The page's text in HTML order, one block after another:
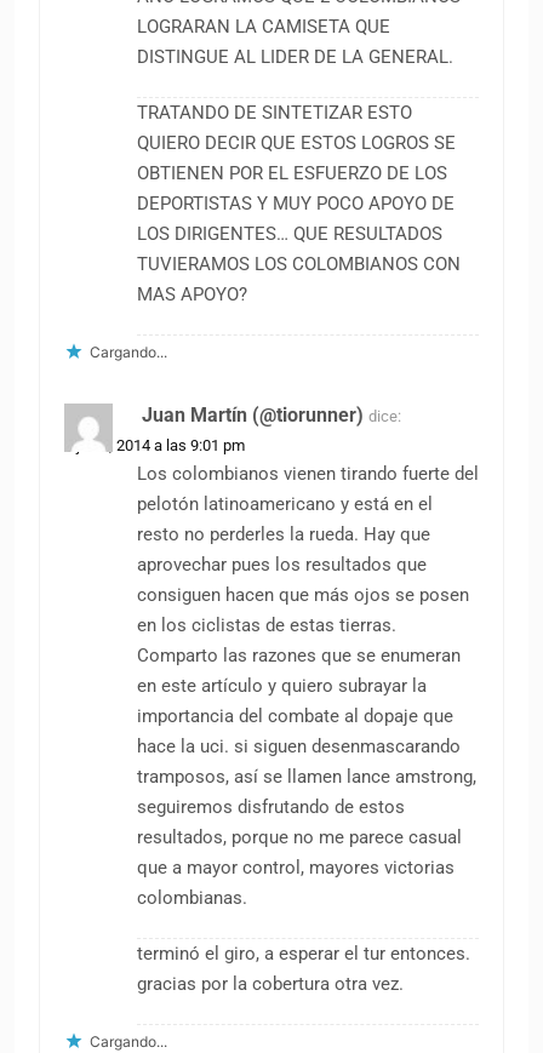
LOGRARAN LA CAMISETA QUE
DISTINGUE AL LIDER DE LA GENERAL.
TRATANDO DE SINTETIZAR ESTO
QUIERO DECIR QUE ESTOS LOGROS SE
OBTIENEN POR EL ESFUERZO DE LOS
DEPORTISTAS Y MUY POCO APOYO DE
LOS DIRIGENTES… QUE RESULTADOS
TUVIERAMOS LOS COLOMBIANOS CON
MAS APOYO?
Cargando...
Juan Martín (@tiorunner) dice:
1 junio, 2014 a las 9:01 pm
Los colombianos vienen tirando fuerte del
pelotón latinoamericano y está en el
resto no perderles la rueda. Hay que
aprovechar pues los resultados que
consiguen hacen que más ojos se posen
en los ciclistas de estas tierras.
Comparto las razones que se enumeran
en este artículo y quiero subrayar la
importancia del combate al dopaje que
hace la uci. si siguen desenmascarando
tramposos, así se llamen lance amstrong,
seguiremos disfrutando de estos
resultados, porque no me parece casual
que a mayor control, mayores victorias
colombianas.
terminó el giro, a esperar el tur entonces.
gracias por la cobertura otra vez.
Cargando...